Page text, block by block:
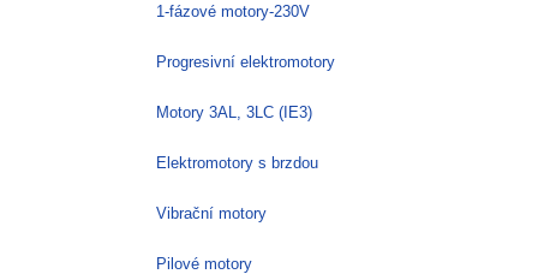
1-fázové motory-230V
Progresivní elektromotory
Motory 3AL, 3LC (IE3)
Elektromotory s brzdou
Vibrační motory
Pilové motory